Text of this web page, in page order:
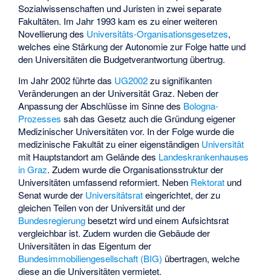
Sozialwissenschaften und Juristen in zwei separate
Fakultäten. Im Jahr 1993 kam es zu einer weiteren
Novellierung des Universitäts-Organisationsgesetzes,
welches eine Stärkung der Autonomie zur Folge hatte und
den Universitäten die Budgetverantwortung übertrug.
Im Jahr 2002 führte das UG2002zu signifikanten
Veränderungen an der Universität Graz. Neben der
Anpassung der Abschlüsse im Sinne des Bologna-
Prozesses sah das Gesetz auch die Gründung eigener
Medizinischer Universitäten vor. In der Folge wurde die
medizinische Fakultät zu einer eigenständigen Universität
mit Hauptstandort am Gelände des Landeskrankenhauses
in Graz. Zudem wurde die Organisationsstruktur der
Universitäten umfassend reformiert. Neben Rektorat und
Senat wurde der Universitätsrateingerichtet, der zu
gleichen Teilen von der Universität und der
Bundesregierungbesetzt wird und einem Aufsichtsrat
vergleichbar ist. Zudem wurden die Gebäude der
Universitäten in das Eigentum der
Bundesimmobiliengesellschaft (BIG) übertragen, welche
diese an die Universitäten vermietet.